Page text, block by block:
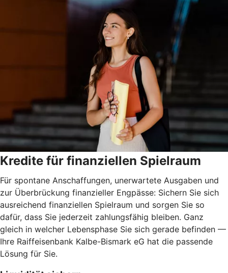
Kredite für finanziellen Spielraum
Für spontane Anschaffungen, unerwartete Ausgaben und
zur Überbrückung finanzieller Engpässe: Sichern Sie sich
ausreichend finanziellen Spielraum und sorgen Sie so
dafür, dass Sie jederzeit zahlungsfähig bleiben. Ganz
gleich in welcher Lebensphase Sie sich gerade befinden —
Ihre Raiffeisenbank Kalbe-Bismark eG hat die passende
Lösung für Sie.